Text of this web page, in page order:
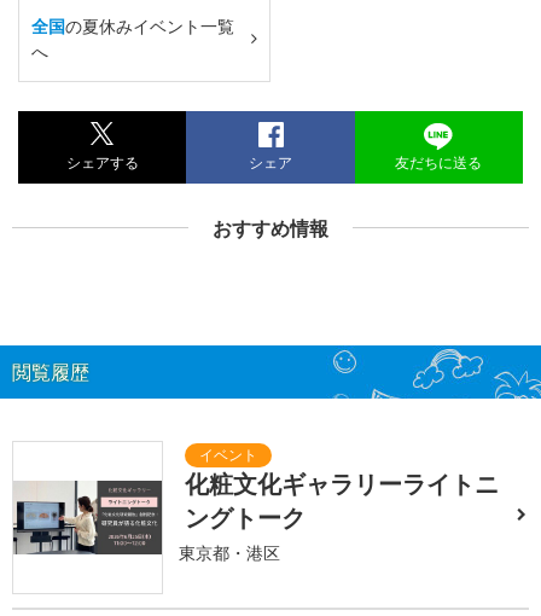
全国の夏休みイベント一覧
へ
シェアする シェア 友だちに送る
おすすめ情報
閲覧履歴
化粧文化ギャラリーライトニ
ングトーク
東京都・港区